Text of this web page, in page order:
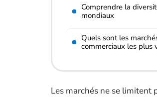
Comprendre la
mondiaux
Quels sont les
commerciaux les plus
Les marchés ne se limitent